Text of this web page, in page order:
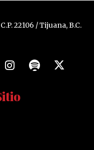
22106 / Tijuana, B.C.